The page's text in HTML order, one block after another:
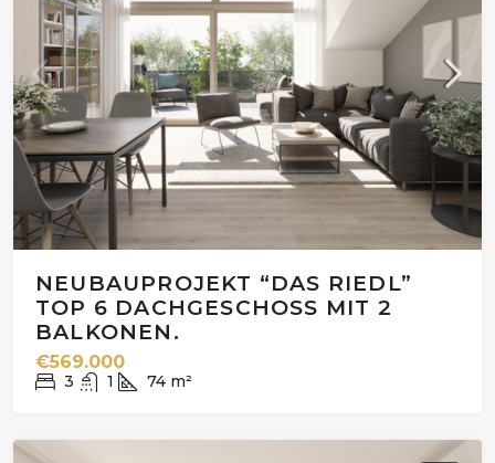
NEUBAUPROJEKT “DAS RIEDL”
TOP 6 DACHGESCHOSS MIT 2
BALKONEN.
€569.000
3 1 74 m²